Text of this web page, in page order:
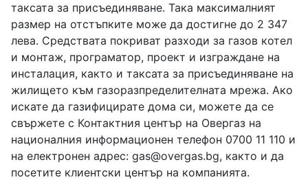
таксата за присъединяване. Така максималният
размер на отстъпките може да достигне до 2 347
лева. Средствата покриват разходи за газов котел
и монтаж, програматор, проект и изграждане на
инсталация, както и таксата за присъединяване на
жилището към газоразпределителната мрежа. Ако
искате да газифицирате дома си, можете да се
свържете с Контактния център на Овергаз на
националния информационен телефон 0700 11 110 и
на електронен адрес: gas@overgas.bg, както и да
посетите клиентски център на компанията.